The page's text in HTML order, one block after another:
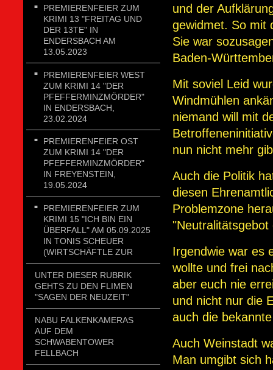
PREMIERENFEIER ZUM
KRIMI 13 "FREITAG UND
DER 13TE" IN
ENDERSBACH AM
13.05.2023
PREMIERENFEIER WEST
ZUM KRIMI 14 "DER
PFEFFERMINZMÖRDER"
IN ENDERSBACH,
23.02.2024
PREMIERENFEIER OST
ZUM KRIMI 14 "DER
PFEFFERMINZMÖRDER"
IN FREYENSTEIN,
19.05.2024
PREMIERENFEIER ZUM
KRIMI 15 "ICH BIN EIN
ÜBERFALL" AM 05.09.2025
IN TONIS SCHEUER
(WIRTSCHÄFTLE ZUR
UNTER DIESER RUBRIK
GEHTS ZU DEN FLIMEN
"SAGEN DER NEUZEIT"
NABU FALKENKAMERAS
AUF DEM
SCHWABENTOWER
FELLBACH
und der
gewidmet. So mit
Sie war
Baden-
Mit soviel Leid
Windmühlen
niemand will mit
nun nicht mehr
Auch die Politik
diesen
Problemzone
Irgendwie war es
wollte und frei
aber euch nie
und nicht nur die
auch die
Auch Weinstadt
Man umgibt sich